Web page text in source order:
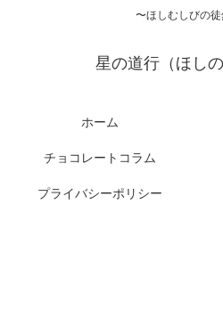
〜ほしむしびの
星の道行（ほしの
ホーム
チョコレートコラム
プライバシーポリシー